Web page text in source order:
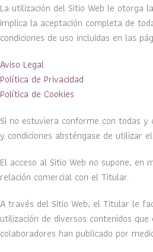
La utilización del Sitio Web le otorga
implica la aceptación completa de
condiciones de uso incluidas en las
Aviso Legal
Política de Privacidad
Política de Cookies
Si no estuviera conforme con todas y
y condiciones absténgase de utilizar
El acceso al Sitio Web no supone, en
relación comercial con el Titular.
A través del Sitio Web, el Titular le
utilización de diversos contenidos
colaboradores han publicado por